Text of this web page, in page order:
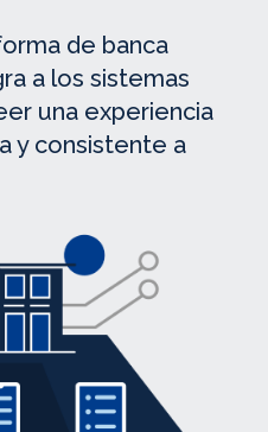
de banca
a los sistemas
una experiencia
y consistente a